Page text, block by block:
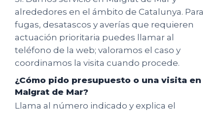
alrededores en el ámbito de Catalunya. Para
fugas, desatascos y averías que requieren
actuación prioritaria puedes llamar al
teléfono de la web; valoramos el caso y
coordinamos la visita cuando procede.
¿Cómo pido presupuesto o una visita en
Malgrat de Mar?
Llama al número indicado y explica el